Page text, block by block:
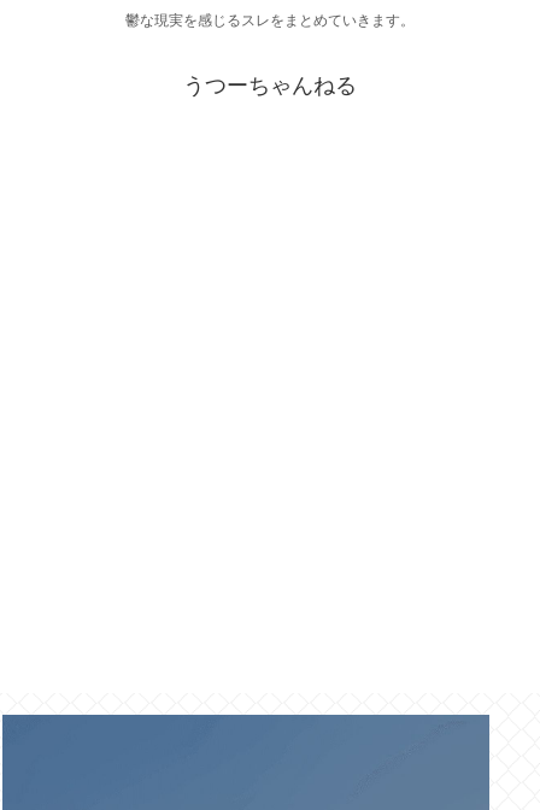
鬱な現実を感じるスレをまとめていきます。
うつーちゃんねる